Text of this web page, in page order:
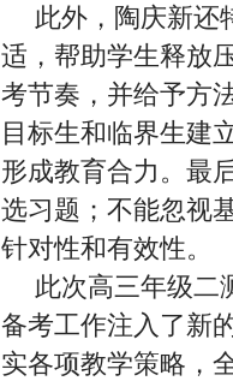
此外，陶庆新还
适，帮助学生释放
考节奏，并给予方
目标生和临界生建
形成教育合力。最
选习题；不能忽视
针对性和有效性。
此次高三年级二
备考工作注入了新
实各项教学策略，